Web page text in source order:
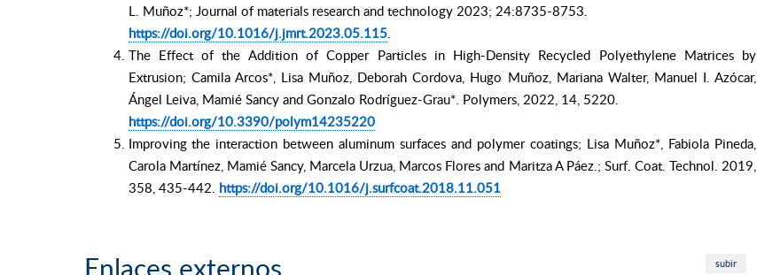
L. Muñoz*; Journal of materials research and technology 2023; 24:8735-8753.
https://doi.org/10.1016/j.jmrt.2023.05.115.
The Effect of the Addition of Copper Particles in High-Density Recycled Polyethylene Matrices by
Extrusion; Camila Arcos*, Lisa Muñoz, Deborah Cordova, Hugo Muñoz, Mariana Walter, Manuel I. Azócar,
Ángel Leiva, Mamié Sancy and Gonzalo Rodríguez-Grau*. Polymers, 2022, 14, 5220.
https://doi.org/10.3390/polym14235220
Improving the interaction between aluminum surfaces and polymer coatings; Lisa Muñoz*, Fabiola Pineda,
Carola Martínez, Mamié Sancy, Marcela Urzua, Marcos Flores and Maritza A Páez.; Surf. Coat. Technol. 2019,
358, 435-442. https://doi.org/10.1016/j.surfcoat.2018.11.051
Enlaces externos subir